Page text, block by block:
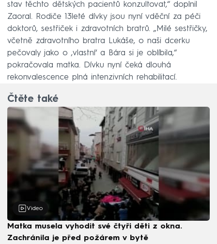
stav těchto dětských pacientů konzultovat,“ doplnil
Zaoral. Rodiče 13leté dívky jsou nyní vděční za péči
doktorů, sestřiček i zdravotních bratrů. „Milé sestřičky,
včetně zdravotního bratra Lukáše, o naši dcerku
pečovaly jako o ‚vlastní‘ a Bára si je oblíbila,“
pokračovala matka. Dívku nyní čeká dlouhá
rekonvalescence plná intenzivních rehabilitací.
Čtěte také
Video
Matka musela vyhodit své čtyři děti z okna.
Zachránila je před požárem v bytě